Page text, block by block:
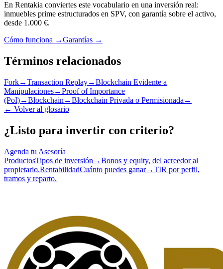
En Rentakia conviertes este vocabulario en una inversión real:
inmuebles prime estructurados en SPV, con garantía sobre el activo,
desde 1.000 €.
Cómo funciona →Garantías →
Términos relacionados
Fork→Transaction Replay→Blockchain Evidente a
Manipulaciones→Proof of Importance
(PoI)→Blockchain →Blockchain Privada o Permisionada →
← Volver al glosario
¿Listo para invertir con criterio?
Agenda tu Asesoría
ProductosTipos de inversión →Bonos y equity, del acreedor al
propietario.RentabilidadCuánto puedes ganar→TIR por perfil,
tramos y reparto.